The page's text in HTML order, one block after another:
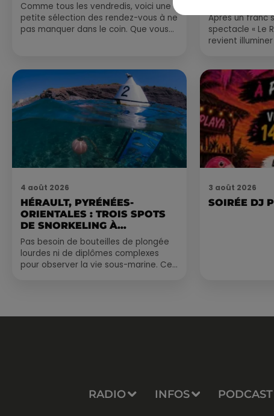
Comme tous les vendredis, voici une
petite sélection des rendez-vous à ne
pas manquer dans le coin. Que vous
Après un franc
spectacle « Le
revient
4 août 2026
HÉRAULT, PYRÉNÉES-
ORIENTALES : TROIS SPOTS
DE SNORKELING À
EXPLORER...
Pas besoin de bouteilles de plongée
lourdes ni de diplômes complexes
pour observer la vie sous-marine. Cet
3 août 2026
SOIRÉE DJ
RADIO INFOS PODCAST